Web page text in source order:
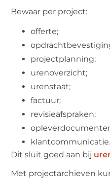
Bewaar per project:
offerte;
projectplanning;
urenoverzicht;
urenstaat;
factuur;
revisieafspraken;
klantcommunicatie.
Dit sluit goed aan bij
Met projectarchieven